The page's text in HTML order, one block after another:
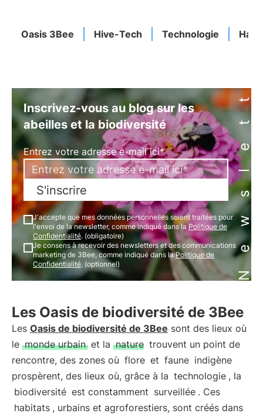
Oasis 3Bee Hive-Tech Technologie Newsletter
Inscrivez-vous au blog sur les
abeilles et la biodiversité
Entrez votre adresse e-mail ici*
S'inscrire
J'accepte que mes données personnelles soient traitées pour
l'envoi de la newsletter, comme indiqué dans laPolitique de
Confidentialité. (obligatoire)
Je consens à recevoir des newsletters et des communications
marketing de 3Bee, comme indiqué dans laPolitique de
Confidentialité. (optionnel)
Les Oasis de biodiversité de 3Bee
Les Oasis de biodiversité de 3Bee sont des lieux où
le monde urbain et la nature trouvent un point de
rencontre, des zones où flore et faune indigène
prospèrent, des lieux où, grâce à la technologie , la
biodiversité est constamment surveillée . Ces
habitats , urbains et agroforestiers, sont créés dans